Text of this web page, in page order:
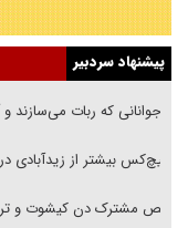
پیشنهاد سردبیر
نوجوانانی که ربات می‌سازند و
هیچ‌کس بیشتر از زیدآبادی
رقص مشترک دن کیشوت و